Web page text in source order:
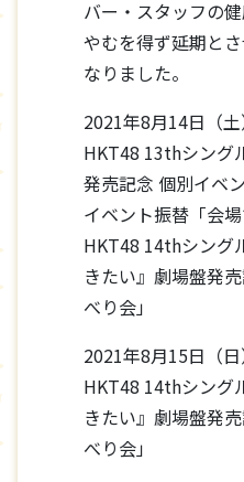
バー・スタッフの
やむを得ず延期と
なりました。
2021年8月14日（土
HKT48 13thシング
発売記念 個別イベ
イベント振替「会
HKT48 14thシング
きたい』劇場盤発
べり会」
2021年8月15日（日
HKT48 14thシング
きたい』劇場盤発
べり会」